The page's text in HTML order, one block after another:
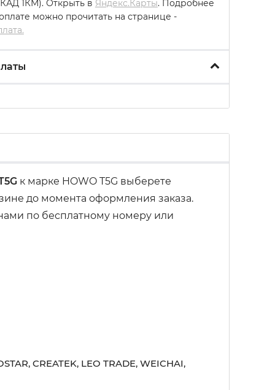
1КМ). Открыть в Яндекс.Карты. Подробнее
можно прочитать на странице -
к марке HOWO T5G выберете
до момента оформления заказа.
по бесплатному номеру или
CREATEK, LEO TRADE, WEICHAI,